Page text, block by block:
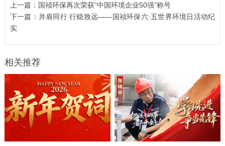
上一篇： 国祯环保再次荣获“中国环境企业50强”称号
下一篇： 并肩同行 行稳致远——国祯环保六·五世界环境日活动纪
实
相关推荐